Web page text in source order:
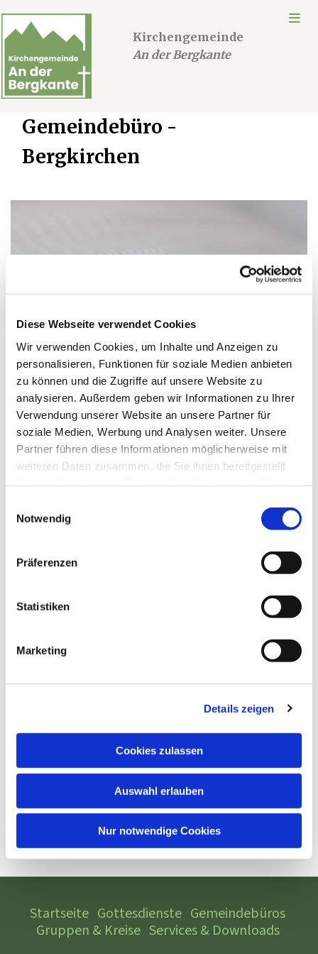
Diese Webseite verwendet Cookies
Wir verwenden Cookies, um Inhalte und Anzeigen zu
personalisieren, Funktionen für soziale Medien anbieten
zu können und die Zugriffe auf unsere Website zu
analysieren. Außerdem geben wir Informationen zu Ihrer
Verwendung unserer Website an unsere Partner für
soziale Medien, Werbung und Analysen weiter. Unsere
Partner führen diese Informationen möglicherweise mit
weiteren Daten zusammen, die Sie ihnen bereitgestellt
Notwendig
Präferenzen
Statistiken
Marketing
Details zeigen
Cookies zulassen
Auswahl erlauben
Nur notwendige Cookies
Kirchengemeinde
An der Bergkante
Gemeindebüro -
Bergkirchen
Mittwoch, 7. April 2027, 15:00 -
17:00 Uhr
Bergkirchener Str. 465, 32549 Bad
Startseite Gottesdienste Gemeindebüros
Gruppen & Kreise Services & Downloads